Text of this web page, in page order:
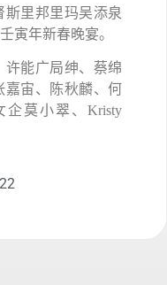
里邦里玛吴添泉
寅年新春晚宴。
许能广局绅、蔡绵
嘉宙、陈秋麟、何
莫小翠、 Kristy